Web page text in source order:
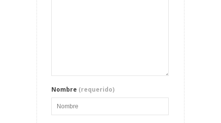
Nombre (requerido)